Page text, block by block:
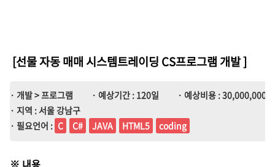
[선물 자동 매매 시스템트레이딩 CS프로그램 개발]
· 개발 > 프로그램 · 예상기간 : 120일
· 예상비용 : 30,000,000
· 지역 : 서울 강남구
· 필요언어 : C C# JAVA HTML5 coding
※ 내용